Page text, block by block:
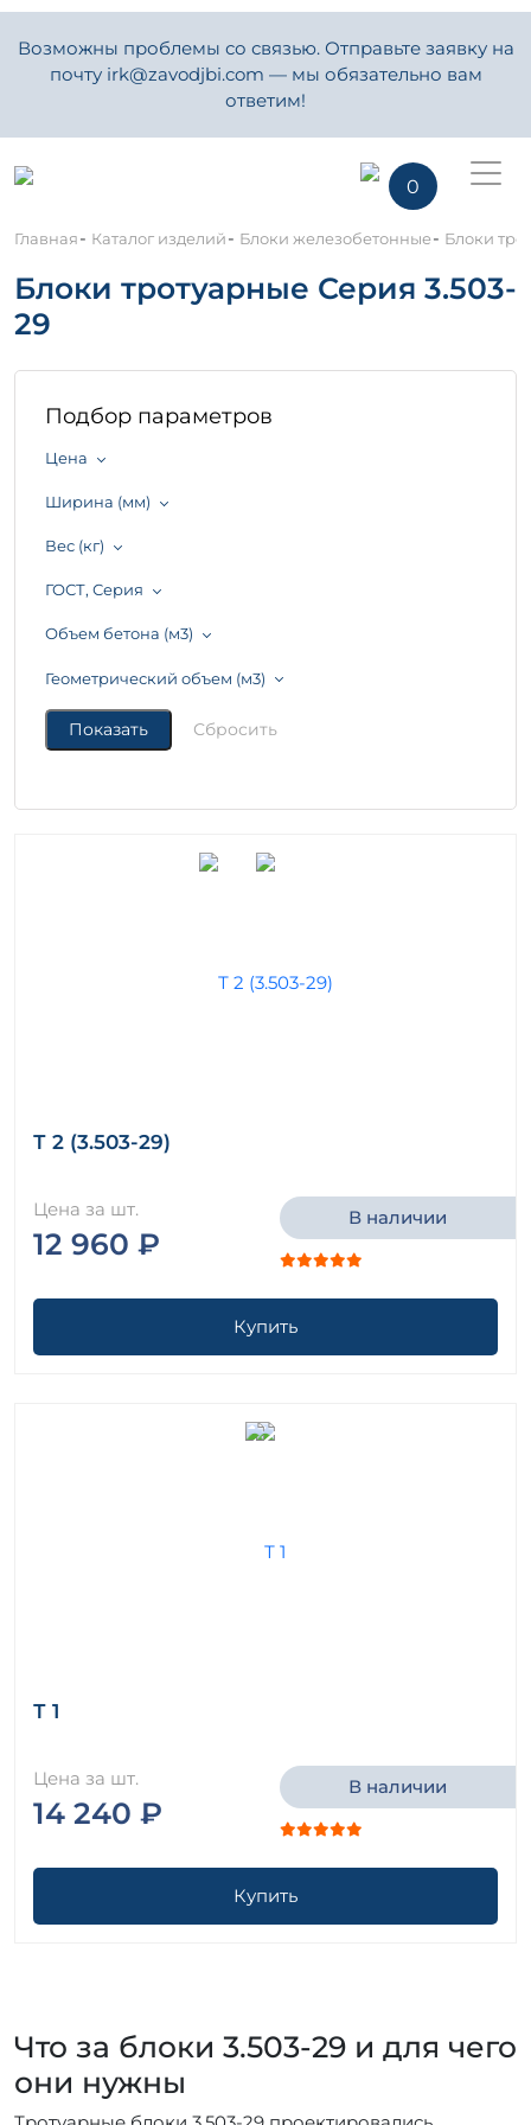
Возможны проблемы со связью. Отправьте заявку на
почту irk@zavodjbi.com — мы обязательно вам
ответим!
0
Главная- Каталог изделий- Блоки железобетонные- Блоки
Блоки тротуарные Серия 3.503-
29
Подбор параметров
Цена
Ширина (мм)
Вес (кг)
ГОСТ, Серия
Объем бетона (м3)
Геометрический объем (м3)
Т 2 (3.503-29)
Цена за шт.
12 960 ₽
В наличии
Купить
Т 1
Цена за шт.
14 240 ₽
В наличии
Купить
Что за блоки 3.503-29 и для чего
они нужны